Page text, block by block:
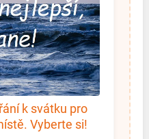
k svátku pro
Vyberte si!